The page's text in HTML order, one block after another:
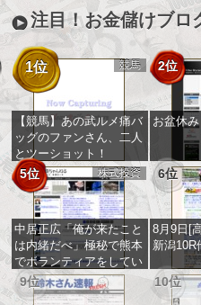
み
ん
な
の
お
金
儲
け
ア
注目！お金儲けブロ
1位 競馬
【競馬】あの武ルメ痛バ
ッグのファンさん、二人
とツーショット！
2位
お盆休み
5位 株式投資
中居正広「俺が来たこと
は内緒だべ」極秘で熊本
でボランティアをしてい
たｗｗｗｗｗ
6位
8月9日[
新潟10R
9位 10位